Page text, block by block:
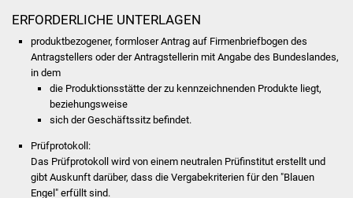
Fachteam Jugend
Familienzentrum
Suenergie
ERFORDERLICHE UNTERLAGEN
produktbezogener, formloser Antrag auf Firmenbriefbogen des
Antragstellers oder der Antragstellerin mit Angabe des Bundeslandes,
in dem
die Produktionsstätte der zu kennzeichnenden Produkte liegt,
beziehungsweise
sich der Geschäftssitz befindet.
Prüfprotokoll:
Das Prüfprotokoll wird von einem neutralen Prüfinstitut erstellt und
gibt Auskunft darüber, dass die Vergabekriterien für den "Blauen
Engel" erfüllt sind.